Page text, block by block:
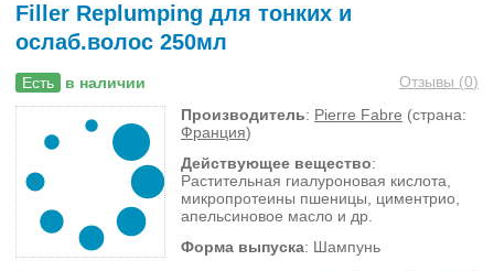
Filler Replumping для тонких и
ослаб.волос 250мл
Есть в наличии Отзывы (0)
Производитель: Pierre Fabre (страна:
Франция)
Действующее вещество:
Растительная гиалуроновая кислота,
микропротеины пшеницы, циментрио,
апельсиновое масло и др.
Форма выпуска: Шампунь